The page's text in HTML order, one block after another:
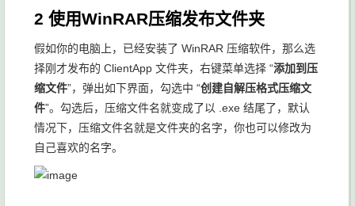
2 使用WinRAR压缩发布文件夹
假如你的电脑上，已经安装了 WinRAR 压缩软件，那么选
择刚才发布的 ClientApp 文件夹，右键菜单选择 “添加到压
缩文件”，弹出如下界面，勾选中 “创建自解压格式压缩文
件”。勾选后，压缩文件名就变成了以 .exe 结尾了，默认
情况下，压缩文件名就是文件夹的名字，你也可以修改为
自己喜欢的名字。